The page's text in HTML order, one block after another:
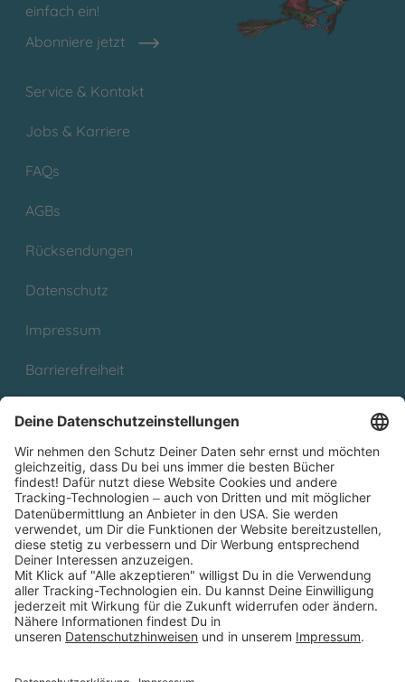
einfach ein!
Abonniere jetzt
Service & Kontakt
Jobs & Karriere
FAQs
AGBs
Rücksendungen
Datenschutz
Impressum
Barrierefreiheit
Partnerprogramm (Affiliate)
Folge uns auf
* Versandkostenfrei ab 9,00 € Bestellwert innerhalb
Deutschlands
** Lieferzeit 1-3 Werktage innerhalb Deutschlands